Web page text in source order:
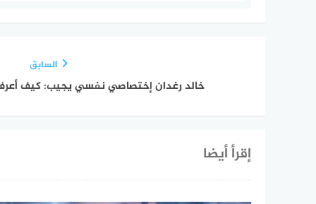
السابق
خالد رغدان إختصاصي نفسي يجيب: كيف
إقرأ أيضا